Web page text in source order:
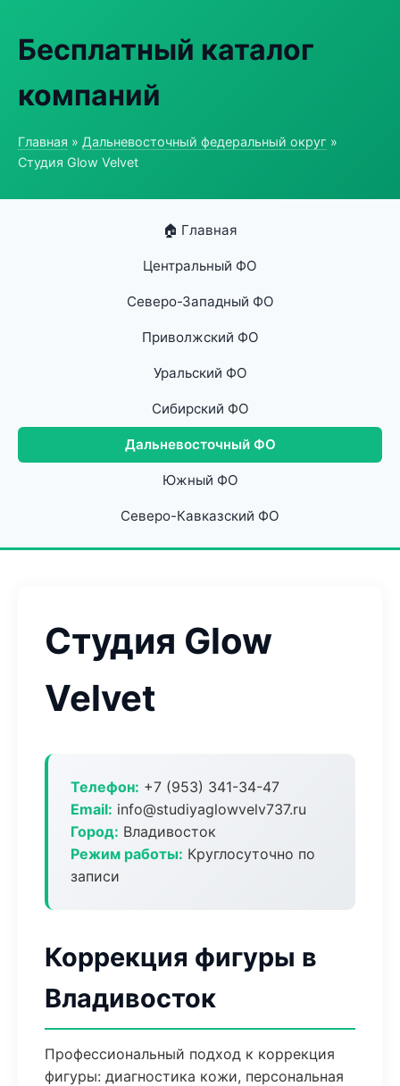
Бесплатный каталог
компаний
Главная » Дальневосточный федеральный округ »
Студия Glow Velvet
🏠 Главная
Центральный ФО
Северо-Западный ФО
Приволжский ФО
Уральский ФО
Сибирский ФО
Дальневосточный ФО
Южный ФО
Северо-Кавказский ФО
Студия Glow
Velvet
Телефон: +7 (953) 341-34-47
Email: info@studiyaglowvelv737.ru
Город: Владивосток
Режим работы: Круглосуточно по
записи
Коррекция фигуры в
Владивосток
Профессиональный подход к коррекция
фигуры: диагностика кожи, персональная